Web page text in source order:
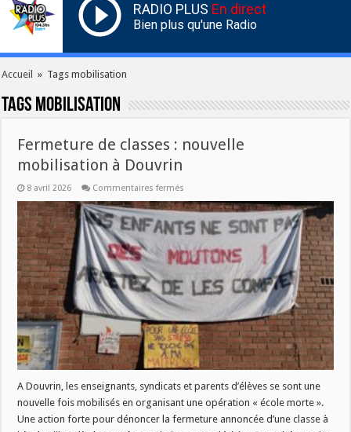
RADIO PLUS En direct
Bien plus qu'une Radio
Accueil » Tags mobilisation
Tags mobilisation
Fermeture de classes : nouvelle
mobilisation à Douvrin
8 avril 2026 Commentaires fermés
de
classes
:
nouvelle
mobilisation
à
Douvrin
A Douvrin, les enseignants, syndicats et parents d’élèves se sont une
nouvelle fois mobilisés en organisant une opération « école morte ».
Une action forte pour dénoncer la fermeture annoncée d’une classe à